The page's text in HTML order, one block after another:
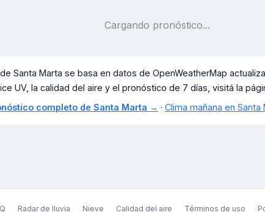
Cargando pronóstico...
Santa Marta se basa en datos de OpenWeatherMap
UV, la calidad del aire y el pronóstico de 7 días, visitá la
completo de Santa Marta → · Clima mañana en Santa
Radar de lluvia Nieve Calidad del aire Términos de uso